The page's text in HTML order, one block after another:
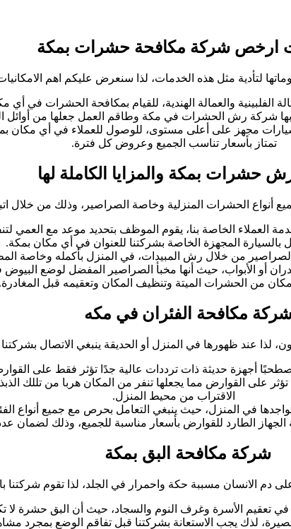
ارخص شركة مكافحة حشرات بمكة
لتأدية مثل هذه الخدمات، لذا سنعرض عليكم اهم
الفلبينية والعمالة الهندية، للقيام بمكافحة الحشرات في أي
بها شركة رش الحشرات في مكة وطاقم العمل جعلها من أوائل
مجهز على أعلى مستوى، للوصول للعملاء في أي مكان
تمتاز بأسعار تناسب الجميع وعروض كل فترة.
حشرات بمكة والمزايا الكاملة لها
أنواع الحشرات المنزلية وخاصة الصراصير، وذلك من خلال
العملاء الخاصة بنا، يقوم الموظف بتحديد موعد مع العمي
بالسيارة المجهزة الخاصة بشركتنا للعنوان في أي مكان بمكة.
الصراصير من خلال رش المبيدات، في المنزل بأكمله وخاصة
أو الأبواب، حيث أنها مخبأ الصراصير المفضل لوضع البيوض
من الحشرات الميتة وتنظيف المكان وتعقيمه قبل المغادرة.
مكافحة الفئران في مكه
عند ظهورها في المنزل أو الحديقة ينبغي الاتصال بشركتنا
أجهزة حديثة ذات ترددات عالية جدًا تؤثر فقط على
على القوارض مما يجعلها تنفر من المكان هربا من تللك
الاقتراب من محيط المنزل.
في المنزل، حيث ينبغي التعامل بحرص مع جميع أنواع
الطارد للقوارض بأسعار مناسبة للجميع، وذلك لضمان
شركة مكافحة البق بمكة
دم الانسان مسببة حكة واحمرار في الجلد، لذا تقوم
في تعقيم الأسرة وغرف النوم والسجاد، حيث أن البق حشرة لا
لذك يجب الاستعانة بشركتنا قبل تفاقم الوضع بمجرد